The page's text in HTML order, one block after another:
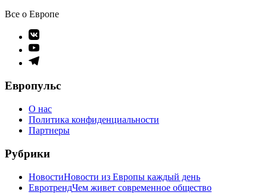
Все о Европе
Элемент
меню
Элемент
меню
Элемент
Европульс
О нас
Политика конфиденциальности
Партнеры
Рубрики
НовостиНовости из Европы каждый день
ЕвротрендЧем живет современное общество